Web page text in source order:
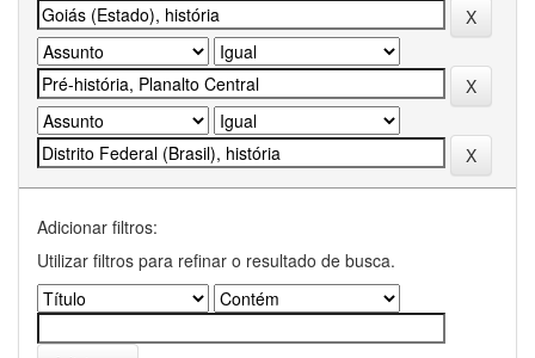
Adicionar filtros:
Utilizar filtros para refinar o resultado de busca.